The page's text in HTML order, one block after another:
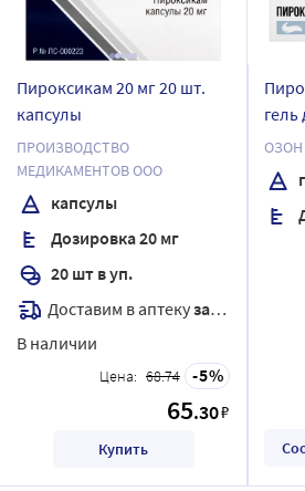
Пироксикам 20 мг 20 шт.
капсулы
ПРОИЗВОДСТВО
МЕДИКАМЕНТОВ ООО
капсулы
Дозировка 20 мг
20 шт в уп.
Доставим в аптекузавтра
В наличии
Цена: 68.74 5
65.30₽
Купить